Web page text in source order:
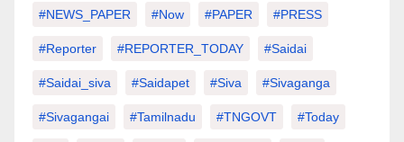
#NEWS_PAPER #Now #PAPER #PRESS
#Reporter #REPORTER_TODAY #saidai
#saidai_siva #saidapet #Siva #Sivaganga
#sivagangai #tamilnadu #TNGOVT #today